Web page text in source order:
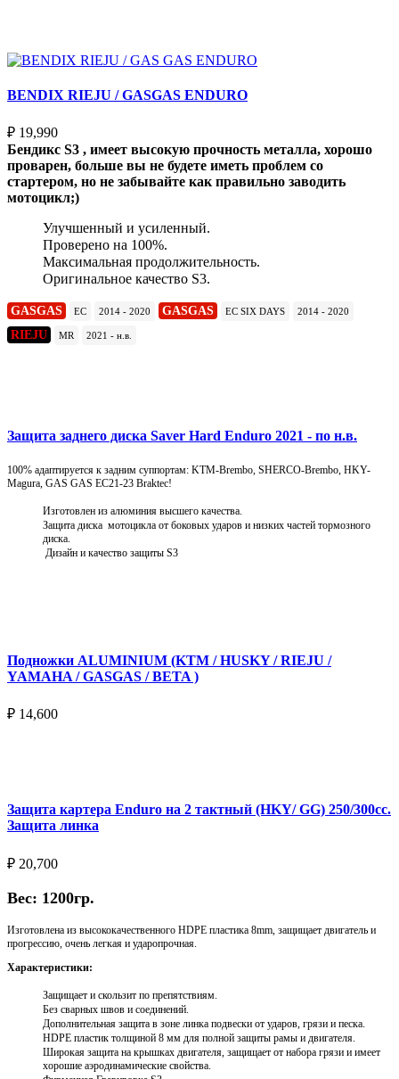
BENDIX RIEJU / GASGAS ENDURO
₽ 19,990
Бендикс S3 , имеет высокую прочность металла, хорошо
проварен, больше вы не будете иметь проблем со
стартером, но не забывайте как правильно заводить
мотоцикл;)
Улучшенный и усиленный.
Проверено на 100%.
Максимальная продолжительность.
Оригинальное качество S3.
GASGAS EC 2014 - 2020 GASGAS EC SIX DAYS 2014 - 2020
RIEJU MR 2021 - н.в.
Защита заднего диска Saver Hard Enduro 2021 - по н.в.
100% адаптируется к задним суппортам: KTM-Brembo, SHERCO-Brembo, HKY-
Magura, GAS GAS EC21-23 Braktec!
Изготовлен из алюминия высшего качества.
Защита диска мотоцикла от боковых ударов и низких частей тормозного
диска.
Дизайн и качество защиты S3
Подножки ALUMINIUM (KTM / HUSKY / RIEJU /
YAMAHA / GASGAS / BETA )
₽ 14,600
Защита картера Enduro на 2 тактный (HKY/ GG) 250/300cc.
Защита линка
₽ 20,700
Вес: 1200гр.
Изготовлена из высококачественного HDPE пластика 8mm, защищает двигатель и
прогрессию, очень легкая и ударопрочная.
Характеристики:
Защищает и скользит по препятствиям.
Без сварных швов и соединений.
Дополнительная защита в зоне линка подвески от ударов, грязи и песка.
HDPE пластик толщиной 8 мм для полной защиты рамы и двигателя.
Широкая защита на крышках двигателя, защищает от набора грязи и имеет
хорошие аэродинамические свойства.